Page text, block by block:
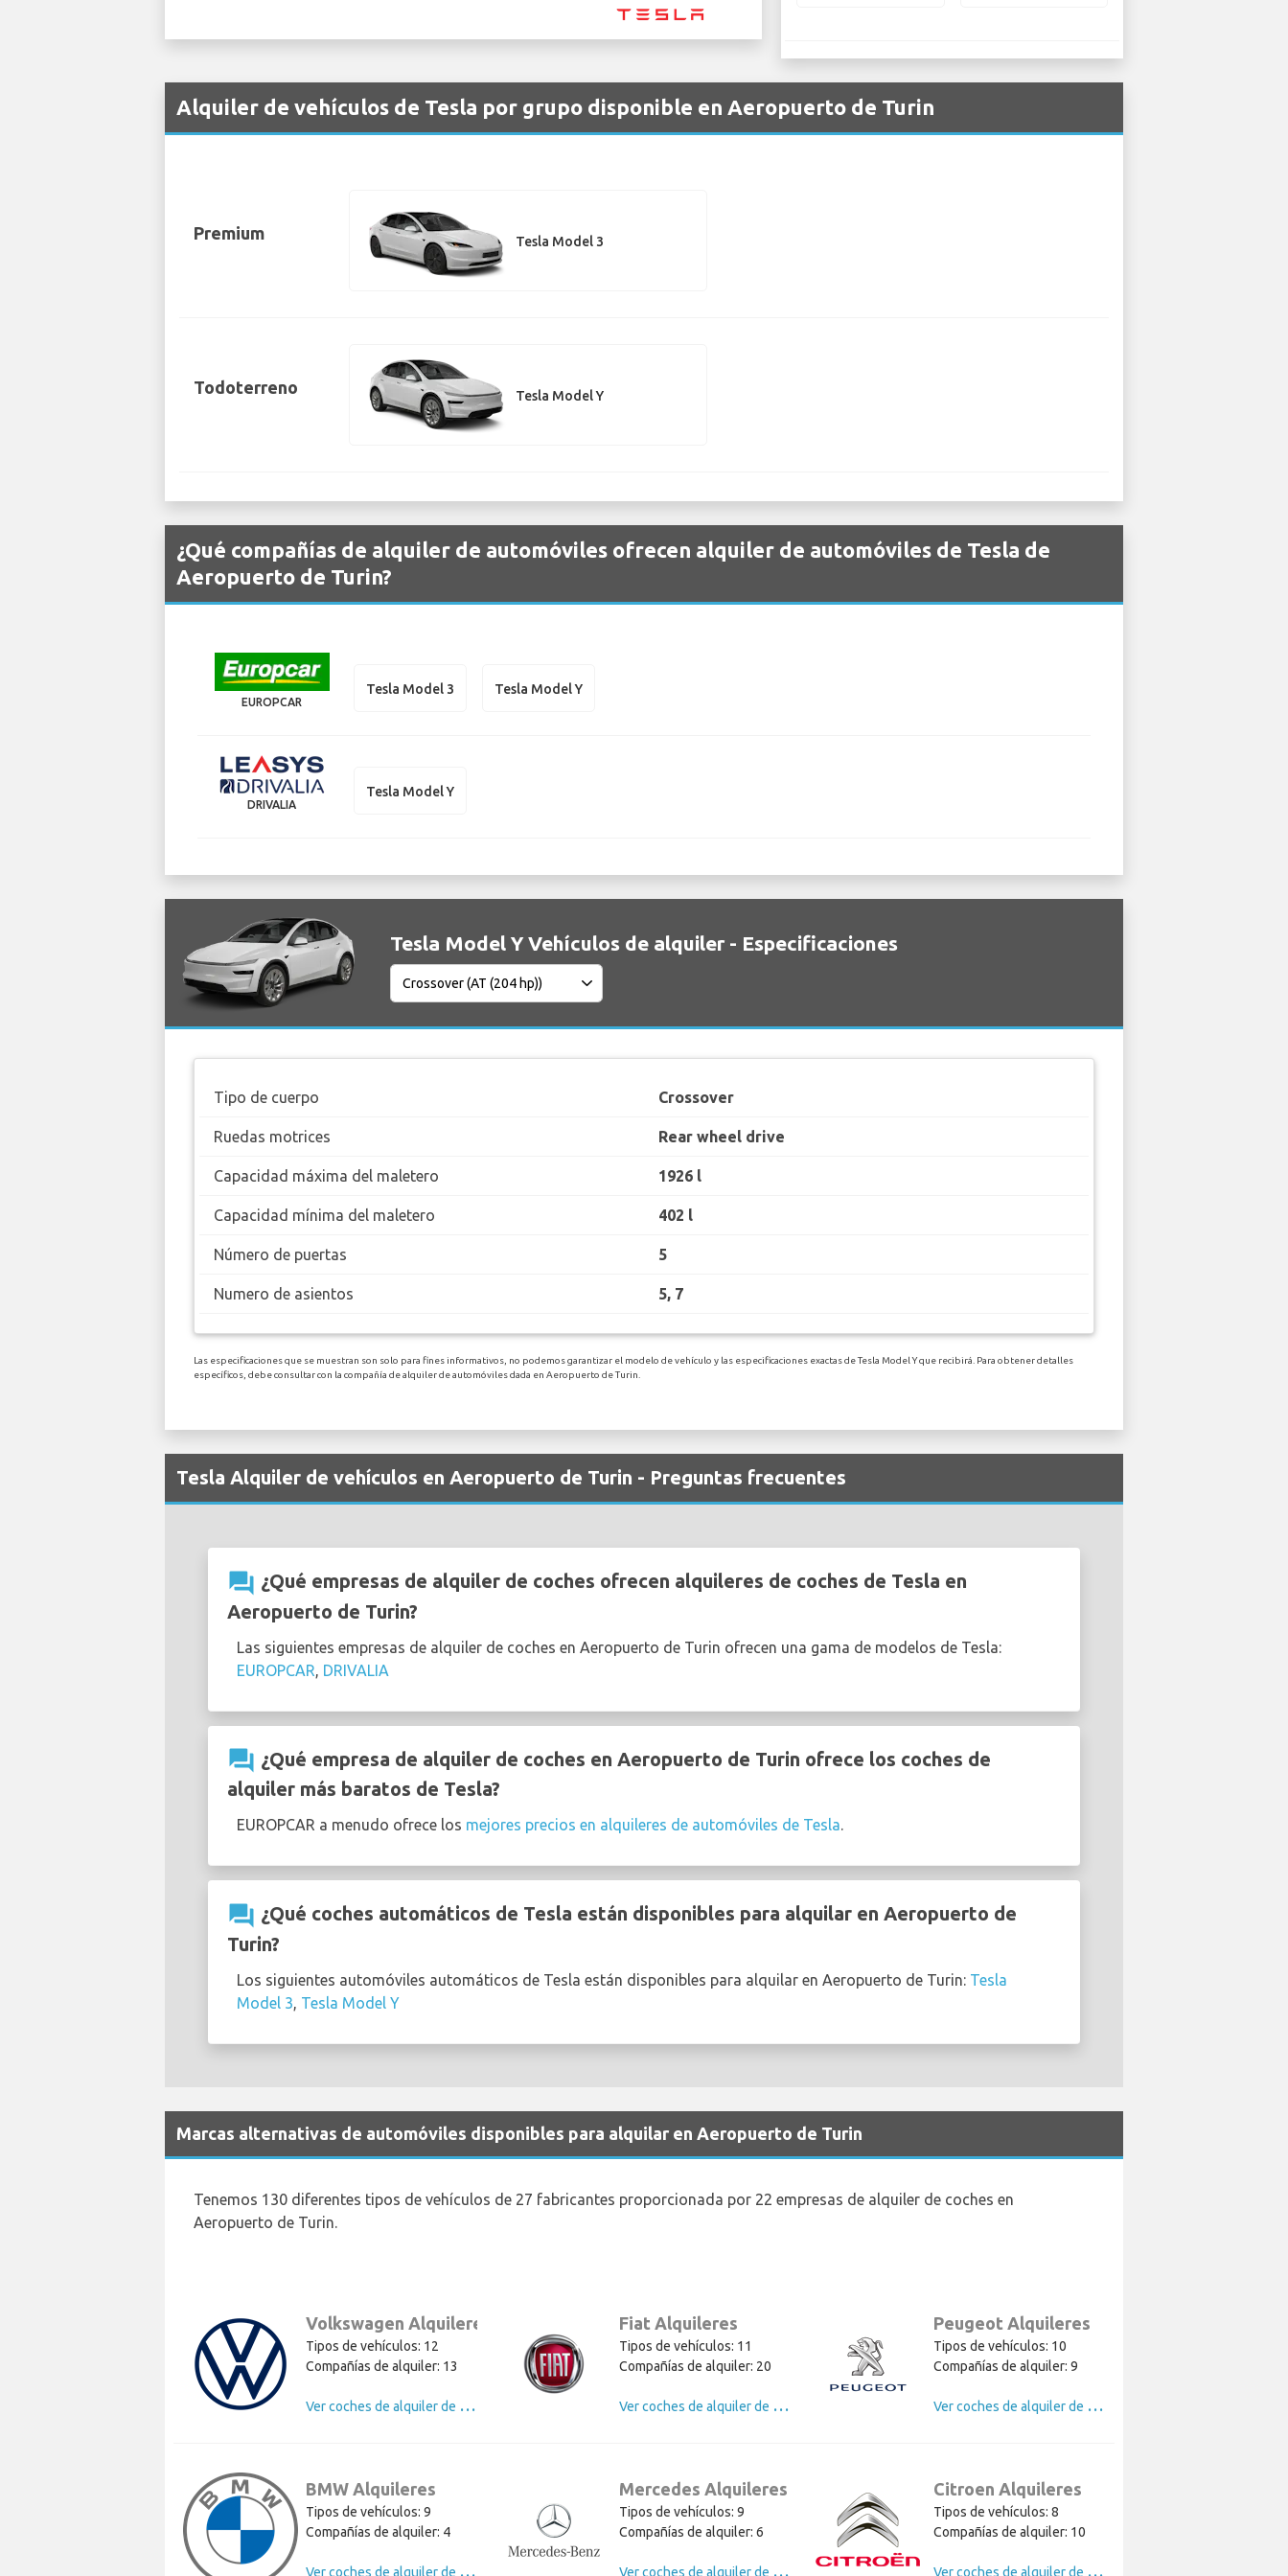
Alquiler de vehículos de Tesla por grupo disponible en Aeropuerto de Turin
Premium Tesla Model 3
Todoterreno Tesla Model Y
¿Qué compañías de alquiler de automóviles ofrecen alquiler de automóviles de Tesla de
Aeropuerto de Turin?
EUROPCAR
Tesla Model 3 Tesla Model Y
DRIVALIA
Tesla Model Y
Tesla Model Y Vehículos de alquiler - Especificaciones
Tipo de cuerpo Crossover
Ruedas motrices Rear wheel drive
Capacidad máxima del maletero 1926 l
Capacidad mínima del maletero 402 l
Número de puertas 5
Numero de asientos 5, 7
Las especificaciones que se muestran son solo para fines informativos, no podemos garantizar el modelo de vehículo y las especificaciones exactas de Tesla Model Y que recibirá. Para obtener detalles
específicos, debe consultar con la compañía de alquiler de automóviles dada en Aeropuerto de Turin.
Tesla Alquiler de vehículos en Aeropuerto de Turin - Preguntas frecuentes
question_answer ¿Qué empresas de alquiler de coches ofrecen alquileres de coches de Tesla en
Aeropuerto de Turin?
Las siguientes empresas de alquiler de coches en Aeropuerto de Turin ofrecen una gama de modelos de Tesla:
EUROPCAR, DRIVALIA
question_answer ¿Qué empresa de alquiler de coches en Aeropuerto de Turin ofrece los coches de
alquiler más baratos de Tesla?
EUROPCAR a menudo ofrece los mejores precios en alquileres de automóviles de Tesla.
question_answer ¿Qué coches automáticos de Tesla están disponibles para alquilar en Aeropuerto de
Turin?
Los siguientes automóviles automáticos de Tesla están disponibles para alquilar en Aeropuerto de Turin: Tesla
Model 3, Tesla Model Y
Marcas alternativas de automóviles disponibles para alquilar en Aeropuerto de Turin
Tenemos 130 diferentes tipos de vehículos de 27 fabricantes proporcionada por 22 empresas de alquiler de coches en
Aeropuerto de Turin.
Volkswagen Alquileres
Tipos de vehículos: 12
Compañías de alquiler: 13
V
er coches de alquiler de Volkswagen
Fiat Alquileres
Tipos de vehículos: 11
Compañías de alquiler: 20
V
er coches de alquiler de Fiat
Peugeot Alquileres
Tipos de vehículos: 10
Compañías de alquiler: 9
V
er coches de alquiler de Peugeot
BMW Alquileres
Tipos de vehículos: 9
Compañías de alquiler: 4
V
er coches de alquiler de BMW
Mercedes Alquileres
Tipos de vehículos: 9
Compañías de alquiler: 6
V
er coches de alquiler de Mercedes
Citroen Alquileres
Tipos de vehículos: 8
Compañías de alquiler: 10
V
er coches de alquiler de Citroen